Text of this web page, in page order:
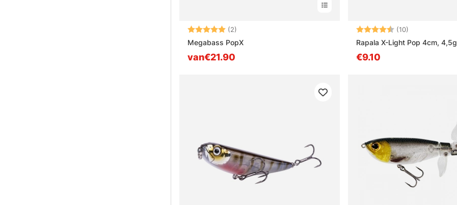
Beoordeling:(2)
Megabass PopX
van€21.90
Beoordeling:(10)
Rapala X-Light Pop 4cm, 4,5g
€9.10